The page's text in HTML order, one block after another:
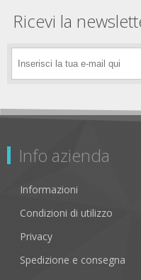
Ricevi la
Info azienda
Informazioni
Condizioni di utilizzo
Privacy
Spedizione e consegna